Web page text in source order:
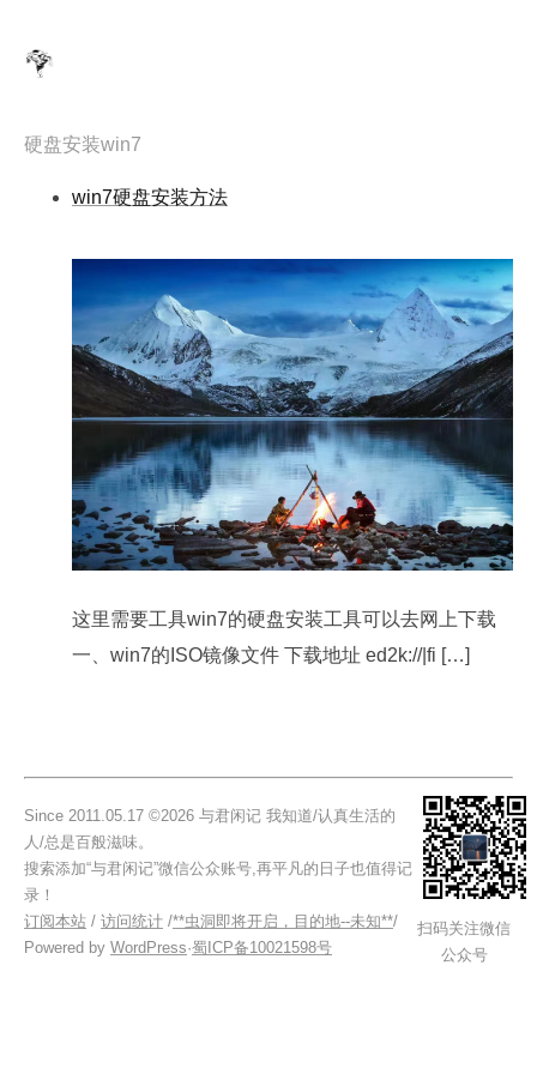
硬盘安装win7
win7硬盘安装方法
这里需要工具win7的硬盘安装工具可以去网上下载
一、win7的ISO镜像文件 下载地址 ed2k://|fi […]
Since 2011.05.17 ©2026 与君闲记 我知道/认真生活的
人/总是百般滋味。
搜索添加“与君闲记”微信公众账号,再平凡的日子也值得记
录！
订阅本站 / 访问统计 /**虫洞即将开启，目的地--未知**/
Powered by WordPress·蜀ICP备10021598号
扫码关注微信
公众号